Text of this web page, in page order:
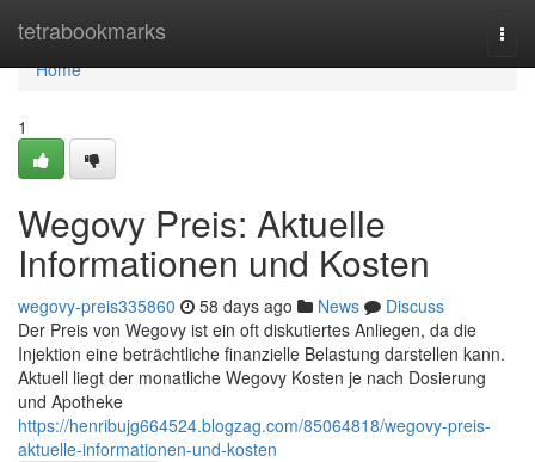
tetrabookmarks
Home
Home
1
Wegovy Preis: Aktuelle
Informationen und Kosten
wegovy-preis335860 58 days ago News
Discuss
Der Preis von Wegovy ist ein oft diskutiertes Anliegen, da die
Injektion eine beträchtliche finanzielle Belastung darstellen kann.
Aktuell liegt der monatliche Wegovy Kosten je nach Dosierung
und Apotheke
https://henribujg664524.blogzag.com/85064818/wegovy-preis-
aktuelle-informationen-und-kosten